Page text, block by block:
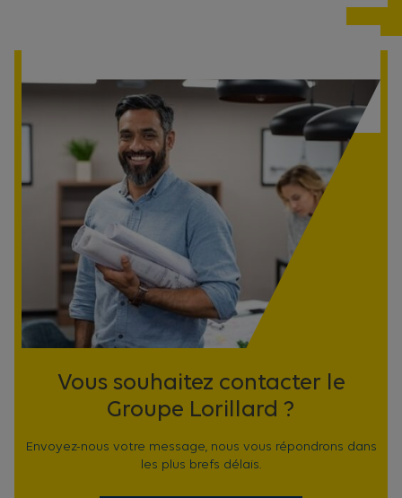
Vous souhaitez contacter le
Groupe Lorillard ?
Envoyez-nous votre message, nous vous répondrons dans
les plus brefs délais.